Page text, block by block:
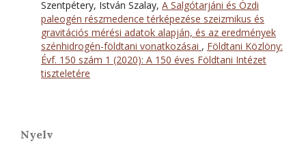
Szentpétery, István Szalay, A Salgótarjáni és Ózdi
paleogén részmedence térképezése szeizmikus és
gravitációs mérési adatok alapján, és az eredmények
szénhidrogén-földtani vonatkozásai , Földtani Közlöny:
Évf. 150 szám 1 (2020): A 150 éves Földtani Intézet
tiszteletére
Nyelv